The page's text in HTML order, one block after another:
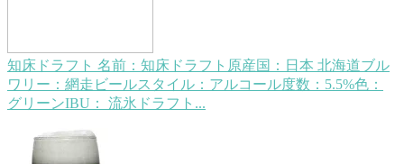
知床ドラフト 名前：知床ドラフト原産国：日本 北海道ブル
ワリー：網走ビールスタイル：アルコール度数：5.5%色：
グリーンIBU： 流氷ドラフト...